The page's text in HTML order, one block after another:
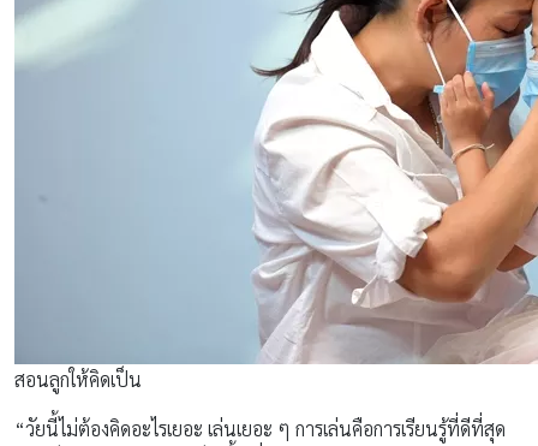
สอนลูกให้คิดเป็น
“วัยนี้ไม่ต้องคิดอะไรเยอะ เล่นเยอะ ๆ การเล่นคือการเรียนรู้ที่ดีที่สุด